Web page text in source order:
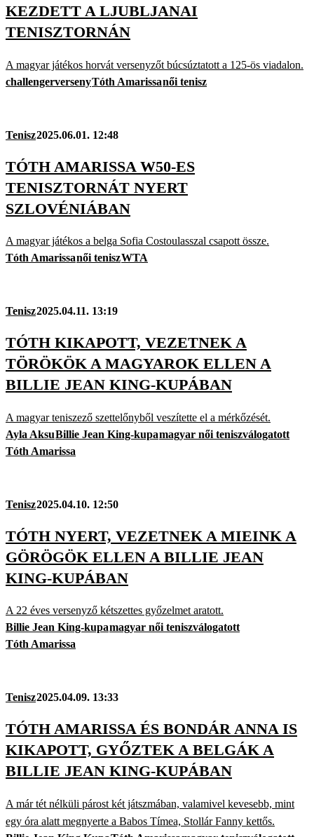
KEZDETT A LJUBLJANAI
TENISZTORNÁN
A magyar játékos horvát versenyzőt búcsúztatott a 125-ös viadalon.
challengerversenyTóth Amarissanői tenisz
Tenisz2025.06.01. 12:48
TÓTH AMARISSA W50-ES
TENISZTORNÁT NYERT
SZLOVÉNIÁBAN
A magyar játékos a belga Sofia Costoulasszal csapott össze.
Tóth Amarissanői teniszWTA
Tenisz2025.04.11. 13:19
TÓTH KIKAPOTT, VEZETNEK A
TÖRÖKÖK A MAGYAROK ELLEN A
BILLIE JEAN KING-KUPÁBAN
A magyar teniszező szettelőnyből veszítette el a mérkőzését.
Ayla AksuBillie Jean King-kupamagyar női teniszválogatott
Tóth Amarissa
Tenisz2025.04.10. 12:50
TÓTH NYERT, VEZETNEK A MIEINK A
GÖRÖGÖK ELLEN A BILLIE JEAN
KING-KUPÁBAN
A 22 éves versenyző kétszettes győzelmet aratott.
Billie Jean King-kupamagyar női teniszválogatott
Tóth Amarissa
Tenisz2025.04.09. 13:33
TÓTH AMARISSA ÉS BONDÁR ANNA IS
KIKAPOTT, GYŐZTEK A BELGÁK A
BILLIE JEAN KING-KUPÁBAN
A már tét nélküli párost két játszmában, valamivel kevesebb, mint
egy óra alatt megnyerte a Babos Tímea, Stollár Fanny kettős.